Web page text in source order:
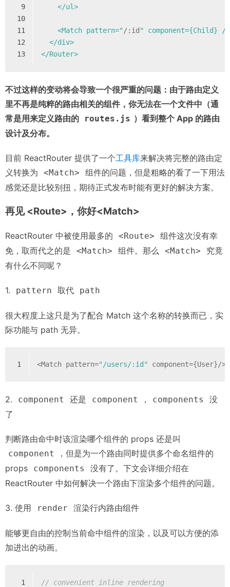
9
10
11
12
13
    </ul>
    <Match pattern="
/:id " component={Child} />
  </div>
</Router>
不过这样的变动将会导致一个很严重的问题：由于路由定义
里不再是纯粹的路由相关的组件，你无法在一个文件中（通
常是用来定义路由的
routes.js ）看到整个 App 的路由
设计及分布。
目前 ReactRouter 提供了一个工具库来解决将完整的路由定
义转换为
<Match>
组件的问题，但是粗略的看了一下用法
感觉还是比较别扭，期待正式发布时能有更好的解决方案。
再见 <Route>，你好<Match>
ReactRouter 中被使用最多的 <Route>
组件这次没有幸
免，取而代之的是
<Match> 组件。那么 <Match>
究竟
有什么不同呢？
1. pattern 取代 path
很大程度上这只是为了配合 Match 这个名称的转换而已，实
际功能与 path 无异。
1 <Match pattern="/users/:id" component={User}/>
2. component 还是 component ， components
没
了
判断路由命中时该渲染哪个组件的 props 还是叫
component
，但是为一个路由同时提供多个命名组件的
props
components
没有了。下文会详细介绍在
ReactRouter 中如何解决一个路由下渲染多个组件的问题。
3. 使用 render 渲染行内路由组件
能够更自由的控制当前命中组件的渲染，以及可以方便的添
加进出的动画。
1
// convenient inline rendering